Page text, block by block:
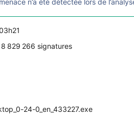
n’a été détectée lors de
829 266 signatures
24-0_en_433227.exe